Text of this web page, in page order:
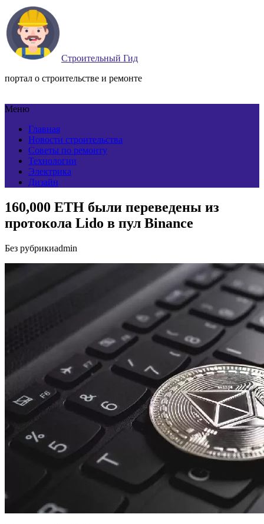
Строительный Гид
портал о строительстве и ремонте
Меню
Главная
Новости строительства
Советы по ремонту
Технологии
Электрика
Дизайн
160,000 ETH были переведены из
протокола Lido в пул Binance
Без рубрикиadmin